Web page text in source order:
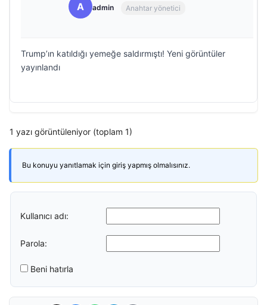
A admin Anahtar yönetici
Trump’ın katıldığı yemeğe saldırmıştı! Yeni görüntüler
yayınlandı
1 yazı görüntüleniyor (toplam 1)
Bu konuyu yanıtlamak için giriş yapmış olmalısınız.
Kullanıcı adı:
Parola:
Beni hatırla